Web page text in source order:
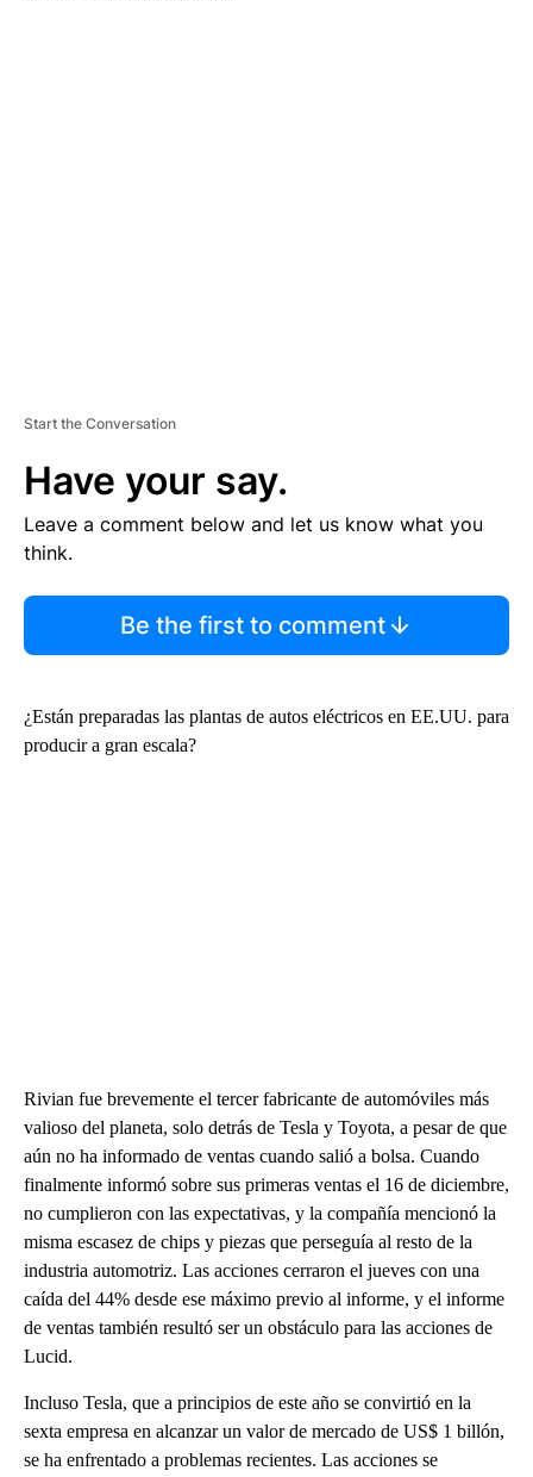
Start the Conversation
Have your say.
Leave a comment below and let us know what you
think.
Be the first to comment
¿Están preparadas las plantas de autos eléctricos en EE.UU. para
producir a gran escala?
Rivian fue brevemente el tercer fabricante de automóviles más
valioso del planeta, solo detrás de Tesla y Toyota, a pesar de que
aún no ha informado de ventas cuando salió a bolsa. Cuando
finalmente informó sobre sus primeras ventas el 16 de diciembre,
no cumplieron con las expectativas, y la compañía mencionó la
misma escasez de chips y piezas que perseguía al resto de la
industria automotriz. Las acciones cerraron el jueves con una
caída del 44% desde ese máximo previo al informe, y el informe
de ventas también resultó ser un obstáculo para las acciones de
Lucid.
Incluso Tesla, que a principios de este año se convirtió en la
sexta empresa en alcanzar un valor de mercado de US$ 1 billón,
se ha enfrentado a problemas recientes. Las acciones se